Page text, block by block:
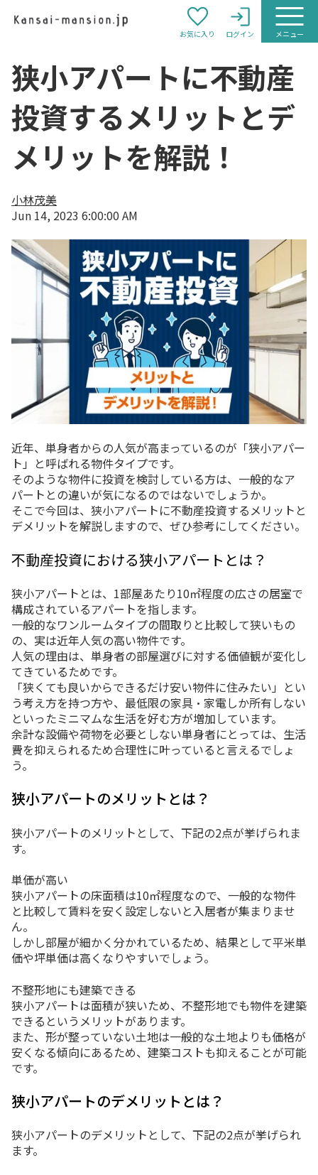
お気に入り ログイン メニュー
狭小アパートに不動産
投資するメリットとデ
メリットを解説！
小林茂美
Jun 14, 2023 6:00:00 AM
近年、単身者からの人気が高まっているのが「狭小アパー
ト」と呼ばれる物件タイプです。
そのような物件に投資を検討している方は、一般的なア
パートとの違いが気になるのではないでしょうか。
そこで今回は、狭小アパートに不動産投資するメリットと
デメリットを解説しますので、ぜひ参考にしてください。
不動産投資における狭小アパートとは？
狭小アパートとは、1部屋あたり10㎡程度の広さの居室で
構成されているアパートを指します。
一般的なワンルームタイプの間取りと比較して狭いもの
の、実は近年人気の高い物件です。
人気の理由は、単身者の部屋選びに対する価値観が変化し
てきているためです。
「狭くても良いからできるだけ安い物件に住みたい」とい
う考え方を持つ方や、最低限の家具・家電しか所有しない
といったミニマムな生活を好む方が増加しています。
余計な設備や荷物を必要としない単身者にとっては、生活
費を抑えられるため合理性に叶っていると言えるでしょ
う。
狭小アパートのメリットとは？
狭小アパートのメリットとして、下記の2点が挙げられま
す。
単価が高い
狭小アパートの床面積は10㎡程度なので、一般的な物件
と比較して賃料を安く設定しないと入居者が集まりませ
ん。
しかし部屋が細かく分かれているため、結果として平米単
価や坪単価は高くなりやすいでしょう。
不整形地にも建築できる
狭小アパートは面積が狭いため、不整形地でも物件を建築
できるというメリットがあります。
また、形が整っていない土地は一般的な土地よりも価格が
安くなる傾向にあるため、建築コストも抑えることが可能
です。
狭小アパートのデメリットとは？
狭小アパートのデメリットとして、下記の2点が挙げられ
ます。